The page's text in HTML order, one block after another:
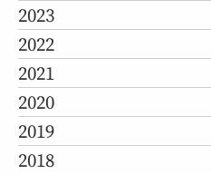
2023
2022
2021
2020
2019
2018